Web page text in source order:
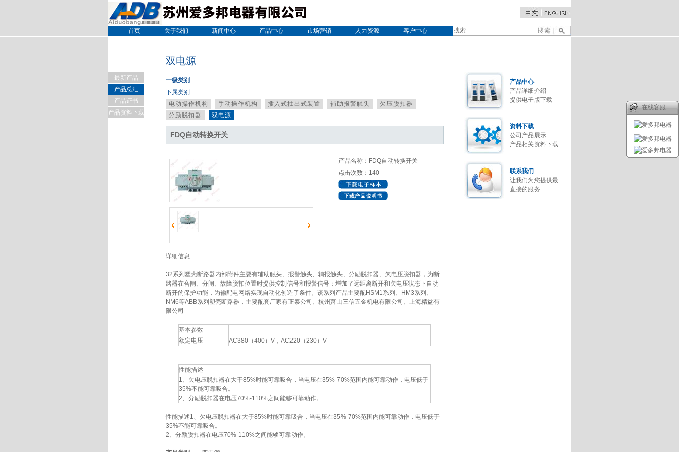
首页 关于我们 新闻中心 产品中心 市场营销 人力资源 客户中心
最新产品
产品总汇
产品证书
产品资料下载
双电源
一级类别
下属类别
电动操作机构
手动操作机构 插入式抽出式装置 辅助报警触头
欠压脱扣器
分励脱扣器
双电源
FDQ自动转换开关
产品名称：FDQ自动转换开关
点击次数：140
详细信息
32系列塑壳断路器内部附件主要有辅助触头、报警触头、辅报触头、分励脱扣器、欠电压脱扣器，为断
路器在合闸、分闸、故障脱扣位置时提供控制信号和报警信号；增加了远距离断开和欠电压状态下自动
断开的保护功能，为输配电网络实现自动化创造了条件。该系列产品主要配HSM1系列、HM3系列、
NM6等ABB系列塑壳断路器，主要配套厂家有正泰公司、 杭州萧山三信五金机电有限公司、上海精益有
限公司
基本参数
额定电压
AC380（400）V，AC220（230）V
性能描述
1、欠电压脱扣器在大于85%时能可靠吸合，当电压在35%-70%范围内能可靠动作，电压低于
35%不能可靠吸合。
2、分励脱扣器在电压70%-110%之间能够可靠动作。
性能描述1、欠电压脱扣器在大于85%时能可靠吸合，当电压在35%-70%范围内能可靠动作，电压低于
35%不能可靠吸合。
2、分励脱扣器在电压70%-110%之间能够可靠动作。
产品中心
产品详细介绍
提供电子版下载
资料下载
公司产品展示
产品相关资料下载
联系我们
让我们为您提供最
直接的服务
在线客服